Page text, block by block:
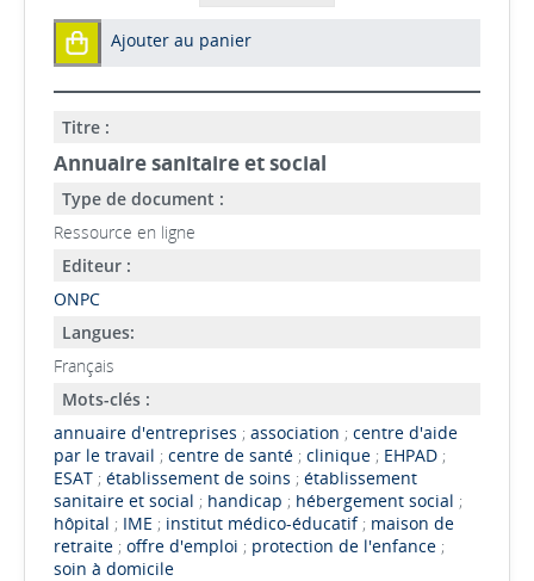
Ajouter au panier
Titre :
Annuaire sanitaire et social
Type de document :
Ressource en ligne
Editeur :
ONPC
Langues:
Français
Mots-clés :
annuaire d'entreprises ; association ; centre d'aide
par le travail ; centre de santé; clinique; EHPAD;
ESAT; établissement de soins ; établissement
sanitaire et social ; handicap ; hébergement social ;
hôpital ; IME ; institut médico-éducatif; maison de
retraite; offre d'emploi ; protection de l'enfance;
soin à domicile